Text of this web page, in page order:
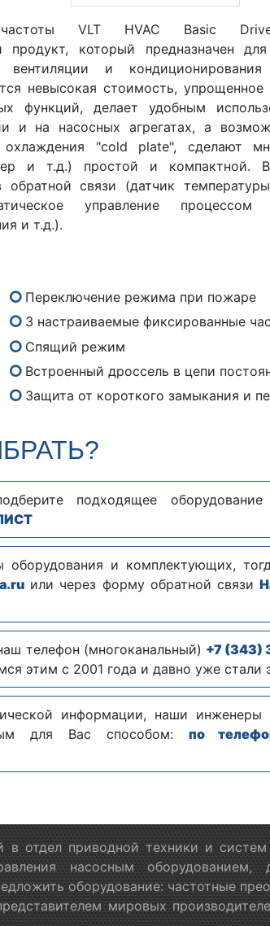
частоты VLT HVAC Basic
продукт, который предназначен
вентиляции и кондиционирования
невысокая стоимость, упрощенное
функций, делает удобным
и на насосных агрегатах, а
"cold plate", сделают
и т.д.) простой и компактной.
обратной связи (датчик
управление процессом
и т.д.).
Переключение режима при пожаре
3 настраиваемые фиксированные
Спящий режим
Встроенный дроссель в цепи
Защита от короткого замыкания и
подходящее
и комплектующих,
или через форму обратной связи
телефон (многоканальный) +7 (343)
этим с 2001 года и давно уже стали
информации, наши инженеры
для Вас способом: по
приводной техники и систем
насосным оборудованием,
оборудование: частотные
мировых